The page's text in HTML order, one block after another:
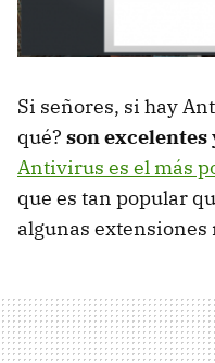
Si señores, si hay
qué? son
Antivirus es el más
que es tan popular
algunas extensiones